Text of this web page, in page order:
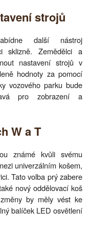
strojů
další nástroj
sklizně. Zemědělci a
nastavení strojů v
hodnoty za pomocí
vozového parku bude
pro zobrazení a
W a T
známé kvůli svému
univerzálním košem,
Tato volba prý zabere
nový oddělovací koš
by měly vést ke
balíček LED osvětlení